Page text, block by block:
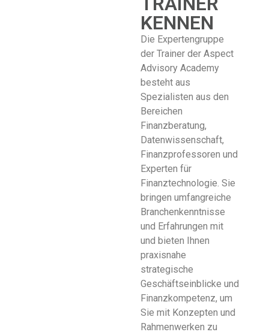
KENNEN
Die Expertengruppe
der Trainer der Aspect
Advisory Academy
besteht aus
Spezialisten aus den
Bereichen
Finanzberatung,
Datenwissenschaft,
Finanzprofessoren und
Experten für
Finanztechnologie. Sie
bringen umfangreiche
Branchenkenntnisse
und Erfahrungen mit
und bieten Ihnen
praxisnahe
strategische
Geschäftseinblicke und
Finanzkompetenz, um
Sie mit Konzepten und
Rahmenwerken zu